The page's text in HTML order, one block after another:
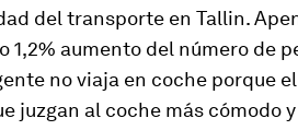
del transporte en Tallin.
1,2% aumento del número de
no viaja en coche porque
juzgan al coche más cómodo